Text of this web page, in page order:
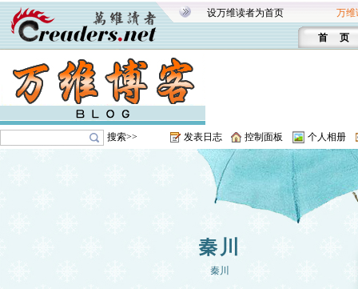
设万维读者为首页 万维
首 页
搜索>> 发表日志 控制面板 个人相册
秦川
秦川